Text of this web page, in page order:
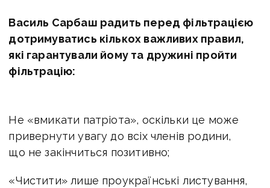
Василь Сарбаш радить перед фільтрацією
дотримуватись кількох важливих правил,
які гарантували йому та дружині пройти
фільтрацію:
Не «вмикати патріота», оскільки це може
привернути увагу до всіх членів родини,
що не закінчиться позитивно;
«Чистити» лише проукраїнські листування,